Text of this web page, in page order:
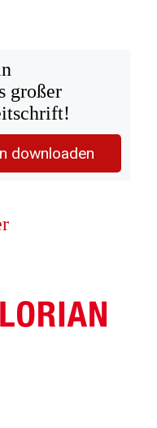
großer
downloaden